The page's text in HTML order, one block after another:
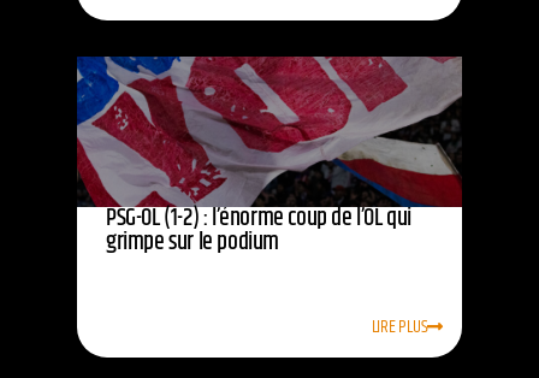
PSG-OL (1-2) : l’énorme coup de l’OL qui
grimpe sur le podium
LIRE PLUS